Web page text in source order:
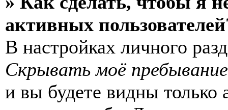
активных
В настройках личного
Скрывать моё
и вы будете видны только